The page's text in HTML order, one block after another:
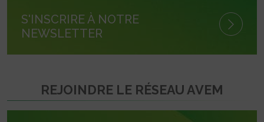
S'INSCRIRE À NOTRE
NEWSLETTER
REJOINDRE LE RÉSEAU AVEM